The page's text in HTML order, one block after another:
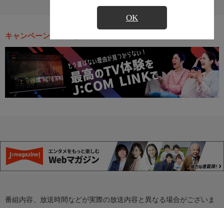
OK
キャンペーン・お得な情報
番組内容、放送時間などが実際の放送内容と異なる場合がございま